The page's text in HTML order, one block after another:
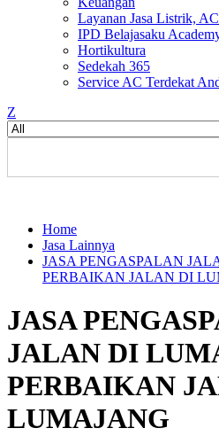
Layanan Jasa Listrik,
IPD Belajasaku
Hortikultura
Sedekah 365
Service AC Terdekat
Z
Home
Jasa Lainnya
JASA PENGASPALAN
PERBAIKAN JALAN DI
JASA
JALAN DI
PERBAIKAN
LUMAJANG